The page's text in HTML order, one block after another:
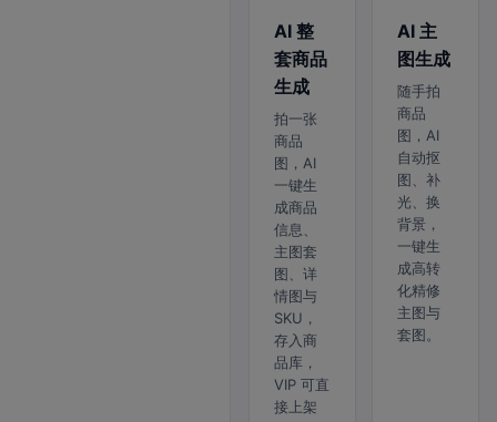
AI 整
套商品
生成
拍一张
商品
图，AI
一键生
成商品
信息、
主图套
图、详
情图与
SKU，
存入商
品库，
VIP 可直
接上架
AI 主
图生成
随手拍
商品
图，AI
自动抠
图、补
光、换
背景，
一键生
成高转
化精修
主图与
套图。